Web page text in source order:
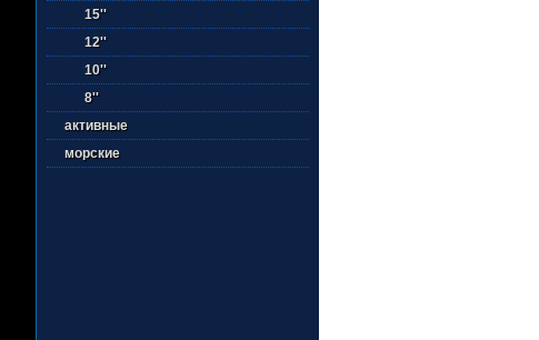
15''
12''
10''
8''
активные
морские